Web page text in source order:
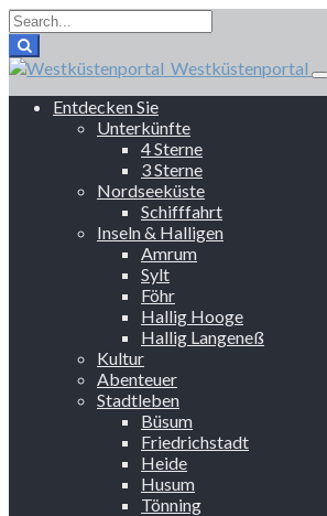
Westküstenportal
Entdecken Sie
Unterkünfte
4 Sterne
3 Sterne
Nordseeküste
Schifffahrt
Inseln & Halligen
Amrum
Sylt
Föhr
Hallig Hooge
Hallig Langeneß
Kultur
Abenteuer
Stadtleben
Büsum
Friedrichstadt
Heide
Husum
Tönning